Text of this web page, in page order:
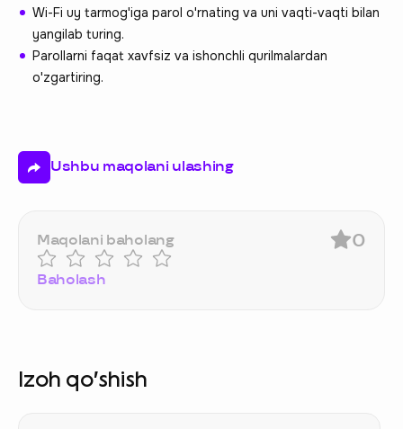
Wi-Fi uy tarmog'iga parol o'rnating va uni vaqti-vaqti bilan
yangilab turing.
Parollarni faqat xavfsiz va ishonchli qurilmalardan
o'zgartiring.
Ushbu maqolani ulashing
Maqolani baholang
Baholash
0
Izoh qo‘shish